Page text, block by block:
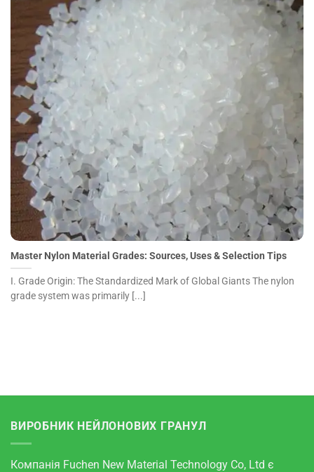
Master Nylon Material Grades: Sources, Uses & Selection
Tips">
Master Nylon Material Grades: Sources, Uses & Selection Tips
I. Grade Origin: The Standardized Mark of Global Giants The nylon
grade system was primarily [...]
ВИРОБНИК НЕЙЛОНОВИХ ГРАНУЛ
Компанія Fuchen New Material Technology Co, Ltd є